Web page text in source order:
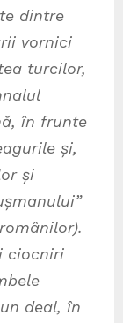
dintre
vornici
turcilor,
în frunte
și,
și
ciocniri
deal, în